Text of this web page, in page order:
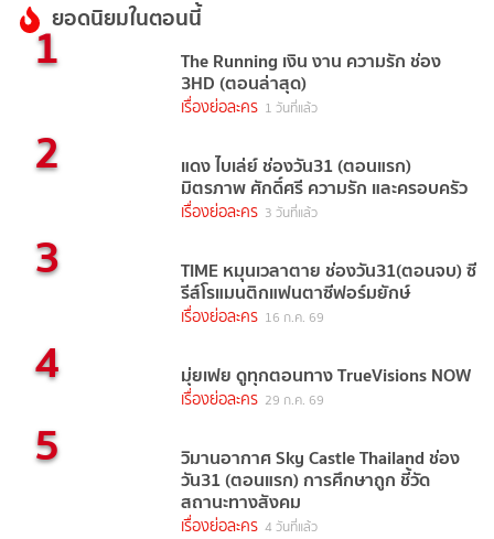
ยอดนิยมในตอนนี้
1 The Running เงิน งาน ความรัก ช่อง
3HD (ตอนล่าสุด)
เรื่องย่อละคร 1 วันที่แล้ว
2 แดง ไบเล่ย์ ช่องวัน31 (ตอนแรก)
มิตรภาพ ศักดิ์ศรี ความรัก และครอบครัว
เรื่องย่อละคร 3 วันที่แล้ว
3 TIME หมุนเวลาตาย ช่องวัน31(ตอนจบ) ซี
รีส์โรแมนติกแฟนตาซีฟอร์มยักษ์
เรื่องย่อละคร 16 ก.ค. 69
4 มุ่ยเฟย ดูทุกตอนทาง TrueVisions NOW
เรื่องย่อละคร 29 ก.ค. 69
5 วิมานอากาศ Sky Castle Thailand ช่อง
วัน31 (ตอนแรก) การศึกษาถูก ชี้วัด
สถานะทางสังคม
เรื่องย่อละคร 4 วันที่แล้ว